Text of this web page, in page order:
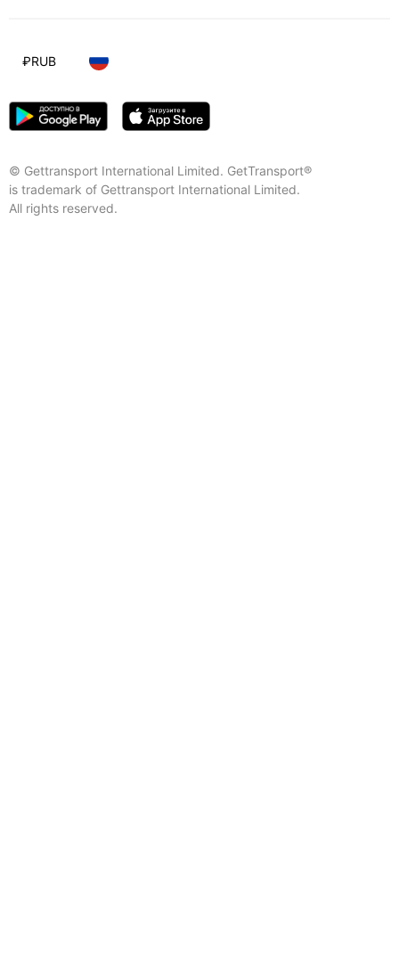
© Gettransport International Limited. GetTransport®
is trademark of Gettransport International Limited.
All rights reserved.
₽RUB